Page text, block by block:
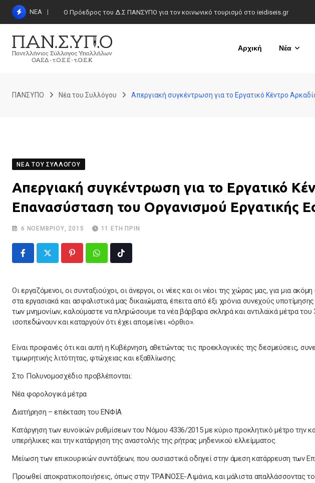
Skip
content
ΝΕΑ Ο Πρόεδρος του Δ.Σ ΠΑΝΣΥΠΟ για τον κοινωνικό τουρισμό στο ieidiseis.gr
Αρχική Νέα
ΠΑΝΣΥΠΟ Νέα του Συλλόγου Απεργιακή συγκέντρωση για το Εργατικό Κέντρο
ΝΈΑ ΤΟΥ ΣΥΛΛΌΓΟΥ
Απεργιακή συγκέντρωση για το Εργατικό
Επανασύσταση του Οργανισμού Εργατικής
6 ΝΟΕΜΒΡΊΟΥ, 2015 11 ΈΤΗ ΠΡΙΝ
PinterestWhatsappTiktok
Οι εργαζόμενοι, οι συνταξιούχοι, οι άνεργοι, οι νέες και οι νέοι της χώρας μας, για μια
στα εργασιακά και ασφαλιστικά μας δικαιώματα, έπειτα από έξι χρόνια συνεχούς
των μνημονίων, καλούμαστε να πληρώσουμε τα νέα βάρβαρα σκληρά και αντιλαϊκά μέτρα
ισοπεδώνουν και καταργούν ότι έχει απομείνει «όρθιο».
Είναι προφανές ότι και αυτή η Κυβέρνηση, αθετώντας τις προεκλογικές της δεσμεύσεις,
τιμωρητικής λιτότητας, φτώχειας και εξαθλίωσης.
Στο Πολυνομοσχέδιο προβλέπονται:
Νέα φορολογικά μέτρα
Διατήρηση – επέκταση του ΕΝΦΙΑ
Κατάργηση των ευνοϊκών ρυθμίσεων του Νόμου 4336/2015 με κύριο προκλητικό μέτρο την
υπερήλικες και την κατάργηση της αναστολής της ρήτρας μηδενικού ελλείμματος.
Μείωση των επικουρικών συντάξεων, που ουσιαστικά οδηγεί στην άμεση κατάρρευση των
Προωθεί αποκρατικοποιήσεις, όπως στην ΤΡΑΙΝΟΣΕ-Λιμάνια, και μάλιστα απαλλάσσοντας